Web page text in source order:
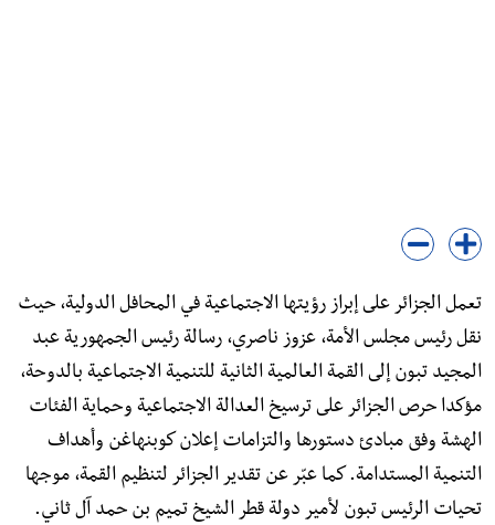
تعمل الجزائر على إبراز رؤيتها الاجتماعية في المحافل الدولية، حيث
نقل رئيس مجلس الأمة، عزوز ناصري، رسالة رئيس الجمهورية عبد
المجيد تبون إلى القمة العالمية الثانية للتنمية الاجتماعية بالدوحة،
مؤكدا حرص الجزائر على ترسيخ العدالة الاجتماعية وحماية الفئات
الهشة وفق مبادئ دستورها والتزامات إعلان كوبنهاغن وأهداف
التنمية المستدامة. كما عبّر عن تقدير الجزائر لتنظيم القمة، موجها
تحيات الرئيس تبون لأمير دولة قطر الشيخ تميم بن حمد آل ثاني.